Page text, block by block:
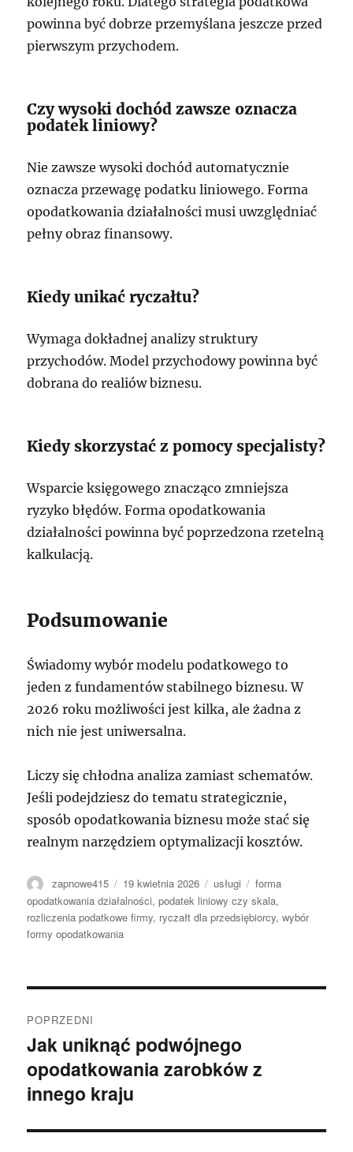
powinna być dobrze przemyślana jeszcze przed
pierwszym przychodem.
Czy wysoki dochód zawsze oznacza
podatek liniowy?
Nie zawsze wysoki dochód automatycznie
oznacza przewagę podatku liniowego. Forma
opodatkowania działalności musi uwzględniać
pełny obraz finansowy.
Kiedy unikać ryczałtu?
Wymaga dokładnej analizy struktury
przychodów. Model przychodowy powinna być
dobrana do realiów biznesu.
Kiedy skorzystać z pomocy specjalisty?
Wsparcie księgowego znacząco zmniejsza
ryzyko błędów. Forma opodatkowania
działalności powinna być poprzedzona rzetelną
kalkulacją.
Podsumowanie
Świadomy wybór modelu podatkowego to
jeden z fundamentów stabilnego biznesu. W
2026 roku możliwości jest kilka, ale żadna z
nich nie jest uniwersalna.
Liczy się chłodna analiza zamiast schematów.
Jeśli podejdziesz do tematu strategicznie,
sposób opodatkowania biznesu może stać się
realnym narzędziem optymalizacji kosztów.
Autor
zapnowe415
Data
publikacji
19 kwietnia 2026 Kategorie
usługi Tagi
forma
opodatkowania działalności,podatek liniowy czy skala,
rozliczenia podatkowe firmy, ryczałt dla przedsiębiorcy,wybór
formy opodatkowania
wpisu
POPRZEDNI
Poprzedni
wpis:
Jak uniknąć podwójnego
opodatkowania zarobków z
innego kraju